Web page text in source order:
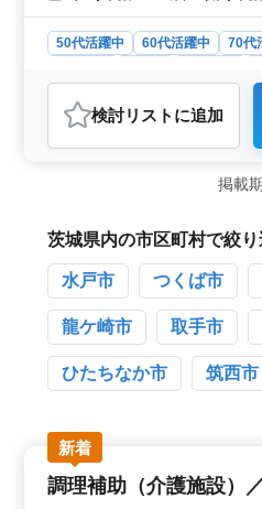
50代活躍中 60代活躍中 70代
おすすめポイント
＜シニア世代活躍中＞ 50代
材が活躍できる職場です。日
始・GW休暇を確保し、プラ
的に働けます。 ＜経験を
成を担当します。5年以上の建
きます。 ＜充実した待遇
車通勤が可能で、交通費支給
ます。賞与と社会保険を用意
に働けるため、安心して長く働
検討リスト に追加
掲載
茨城県内の市区町村で絞り
水戸市 つくば市
龍ケ崎市 取手市
ひたちなか市 筑西市
新着
調理補助（介護施設）